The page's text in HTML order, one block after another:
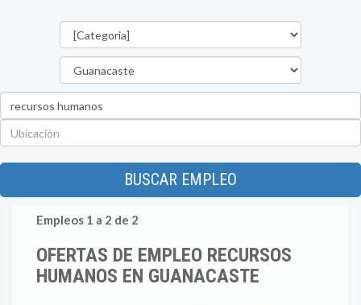
BUSCAR EMPLEO
Empleos 1 a 2 de 2
OFERTAS DE EMPLEO RECURSOS
HUMANOS EN GUANACASTE